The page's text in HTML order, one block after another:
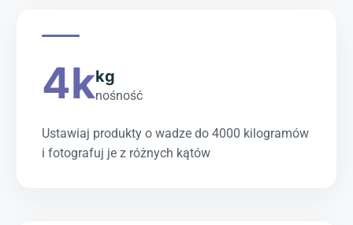
4kkg
nośność
Ustawiaj produkty o wadze do 4000 kilogramów
i fotografuj je z różnych kątów